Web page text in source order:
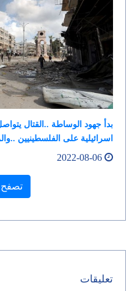
بدأ جهود الوساطة ..القتال
اسرائيلية على الفلسطينيين
تصفح
تعليقات